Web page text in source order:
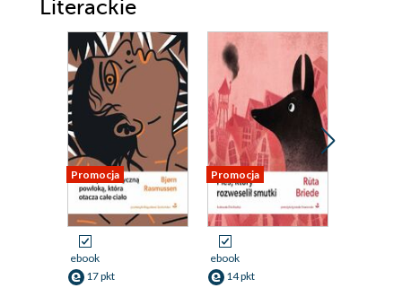
Literackie
Promocja
ebook
17 pkt
Promocja
ebook
14 pkt